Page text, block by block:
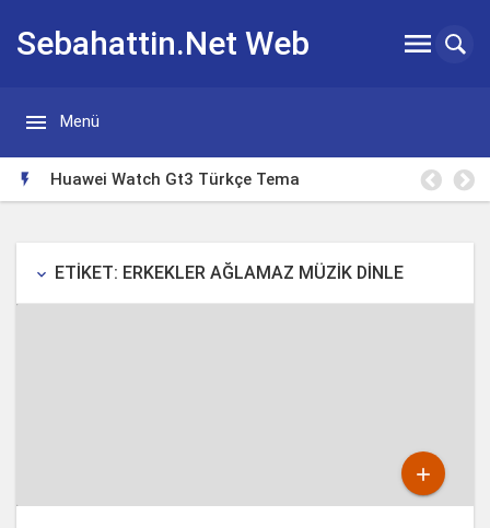
Sebahattin.Net Web
Günlügü

 Menü
 Huawei Watch Gt3 Türkçe Tema
keyboard_arrow_down ETIKET: ERKEKLER AĞLAMAZ MÜZIK DINLE
